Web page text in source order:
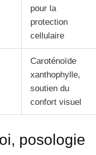
pour la
protection
cellulaire
Caroténoïde
xanthophylle,
soutien du
confort visuel
posologie